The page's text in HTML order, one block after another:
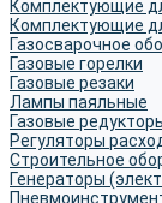
Комплектующие
Комплектующие
Газосварочное
Газовые горелки
Газовые резаки
Лампы паяльные
Газовые
Регуляторы
Строительное
Генераторы